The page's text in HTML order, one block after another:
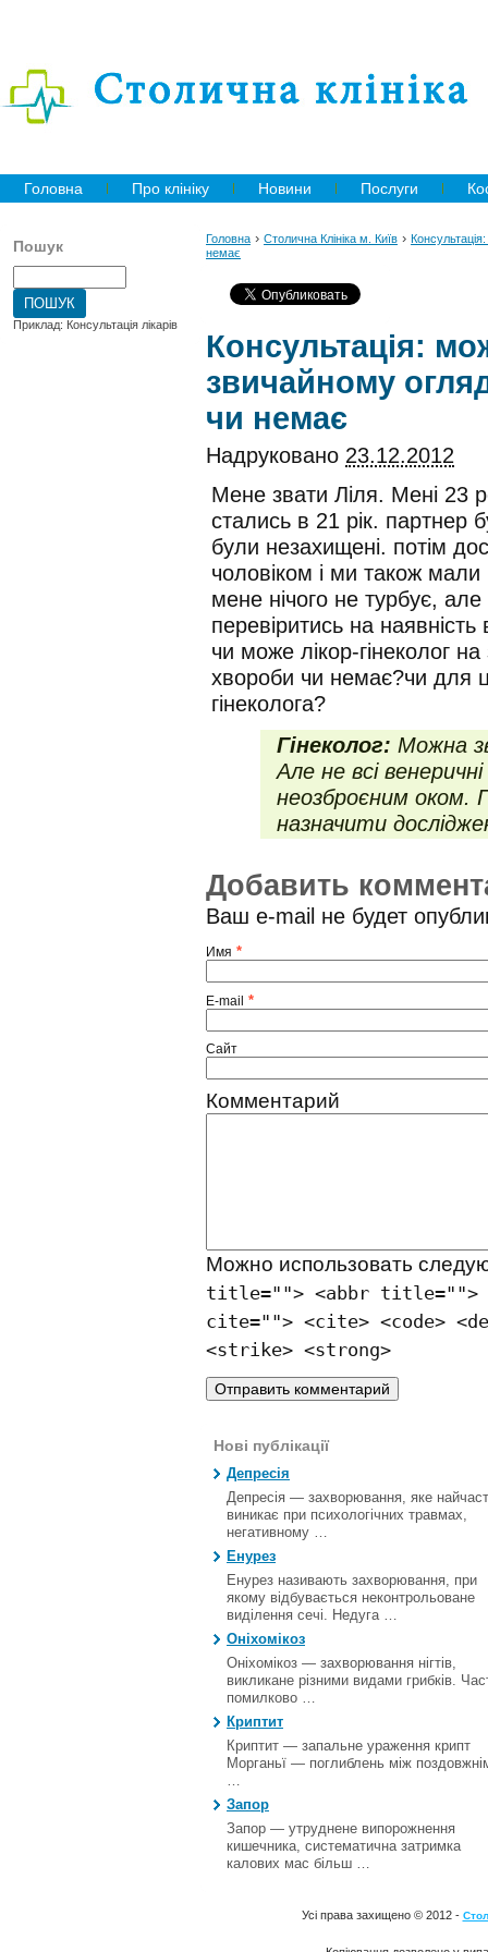
Головна Про клініку Новини Послуги
Пошук
Приклад: Консультація лікарів
Головна › Столична Клініка м. Київ ›
немає
Консультація:
звичайному
чи немає
Надруковано 23.12.2012
Мене звати Ліля. Мені 23
стались в 21 рік. партнер
були незахищені. потім
чоловіком і ми також мали
мене нічого не турбує,
перевіритись на
чи може лікор-гінеколог
хвороби чи немає?чи для
гінеколога?
Гінеколог: Можна
Але не всі
неозброєним оком.
назначити
Добавить
Ваш e-mail не будет
Имя *
E-mail *
Сайт
Комментарий
Можно использовать
title=""> <abbr title="">
cite=""> <cite> <code>
<strike> <strong>
Нові публікації
Депресія
Депресія — захворювання, яке
виникає при психологічних травмах,
негативному …
Енурез
Енурез називають захворювання, при
якому відбувається неконтрольоване
виділення сечі. Недуга …
Оніхомікоз
Оніхомікоз — захворювання нігтів,
викликане різними видами грибків.
помилково …
Криптит
Криптит — запальне ураження крипт
Морганьї — поглиблень між
…
Запор
Запор — утруднене випорожнення
кишечника, систематична затримка
калових мас більш …
Усі права захищено © 2012 -